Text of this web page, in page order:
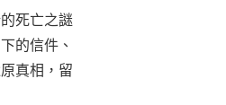
死亡之謎
的信件、
真相，留